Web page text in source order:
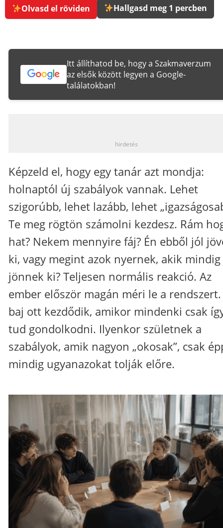
Olvasd el röviden Hallgasd meg 1 percben
Itt állíthatod be, hogy a Szakmaverzum
az elsők között legyen a Google-
találatokban!
hirdetés
Képzeld el, hogy egy tanár azt mondja:
holnaptól új szabályok vannak. Lehet
szigorúbb, lehet lazább, lehet
Te meg rögtön számolni kezdesz. Rám
hat? Nekem mennyire fáj? Én ebből jól
ki, vagy megint azok nyernek, akik
jönnek ki? Teljesen normális reakció. Az
ember először magán méri le a rendszert.
baj ott kezdődik, amikor mindenki csak
tud gondolkodni. Ilyenkor születnek a
szabályok, amik nagyon „okosak”, csak
mindig ugyanazokat tolják előre.